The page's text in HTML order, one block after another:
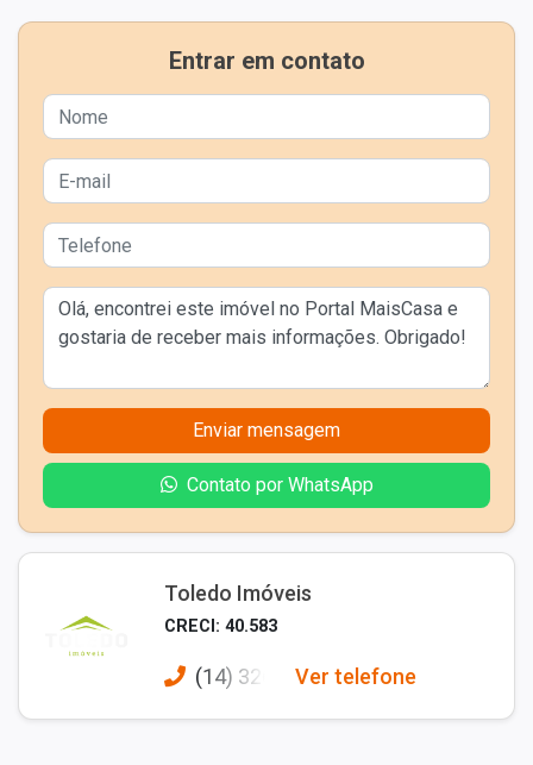
Entrar em contato
Enviar mensagem
Contato por WhatsApp
Toledo Imóveis
CRECI: 40.583
(14) 326 Ver telefone